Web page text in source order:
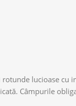
lucioase cu
Câmpurile